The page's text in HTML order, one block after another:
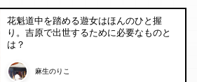
花魁道中を踏める遊女はほんのひと握
り。吉原で出世するために必要なものと
は？
麻生のりこ